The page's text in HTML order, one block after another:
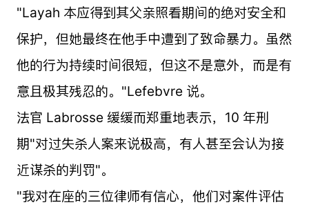
"Layah 本应得到其父亲照看期间的绝对安全和
保护，但她最终在他手中遭到了致命暴力。虽然
他的行为持续时间很短，但这不是意外，而是有
意且极其残忍的。"Lefebvre 说。
法官 Labrosse 缓缓而郑重地表示，10 年刑
期"对过失杀人案来说极高，有人甚至会认为接
近谋杀的判罚"。
"我对在座的三位律师有信心，他们对案件评估